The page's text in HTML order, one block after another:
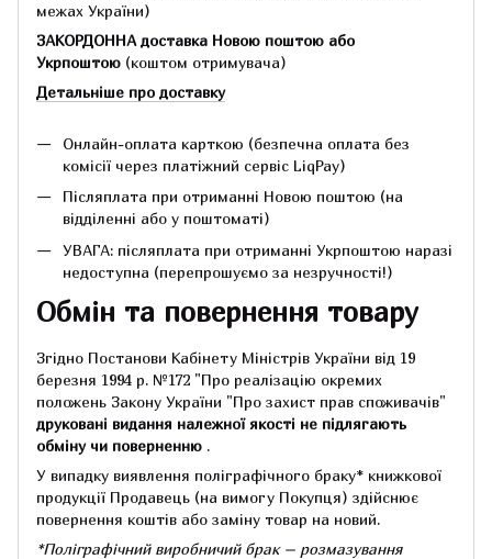
межах України)
ЗАКОРДОННА доставка Новою поштою або
Укрпоштою (коштом отримувача)
Детальніше про доставку
Онлайн-оплата карткою (безпечна оплата без
комісії через платіжний сервіс LiqPay)
Післяплата при отриманні Новою поштою (на
відділенні або у поштоматі)
УВАГА: післяплата при отриманні Укрпоштою наразі
недоступна (перепрошуємо за незручності!)
Обмін та повернення товару
Згідно Постанови Кабінету Міністрів України від 19
березня 1994 р. №172 "Про реалізацію окремих
положень Закону України "Про захист прав споживачів"
друковані видання належної якості не підлягають
обміну чи поверненню .
У випадку виявлення поліграфічного браку* книжкової
продукції Продавець (на вимогу Покупця) здійснює
повернення коштів або заміну товар на новий.
*Поліграфічний виробничий брак – розмазування